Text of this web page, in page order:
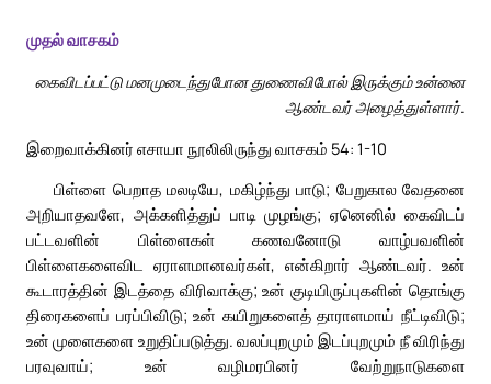
முதல் வாசகம்
கைவிடப்பட்டு மனமுடைந்துபோன துணைவிபோல் இருக்கும் உன்னை
ஆண்டவர் அழைத்துள்ளார்.
இறைவாக்கினர் எசாயா நூலிலிருந்து வாசகம் 54: 1-10
பிள்ளை பெறாத மலடியே, மகிழ்ந்து பாடு; பேறுகால வேதனை
அறியாதவளே, அக்களித்துப் பாடி முழங்கு; ஏனெனில் கைவிடப்
பட்டவளின் பிள்ளைகள் கணவனோடு வாழ்பவளின்
பிள்ளைகளைவிட ஏராளமானவர்கள், என்கிறார் ஆண்டவர். உன்
கூடாரத்தின் இடத்தை விரிவாக்கு; உன் குடியிருப்புகளின் தொங்கு
திரைகளைப் பரப்பிவிடு; உன் கயிறுகளைத் தாராளமாய் நீட்டிவிடு;
உன் முளைகளை உறுதிப்படுத்து. வலப்புறமும் இடப்புறமும் நீ விரிந்து
பரவுவாய்; உன் வழிமரபினர் வேற்றுநாடுகளை